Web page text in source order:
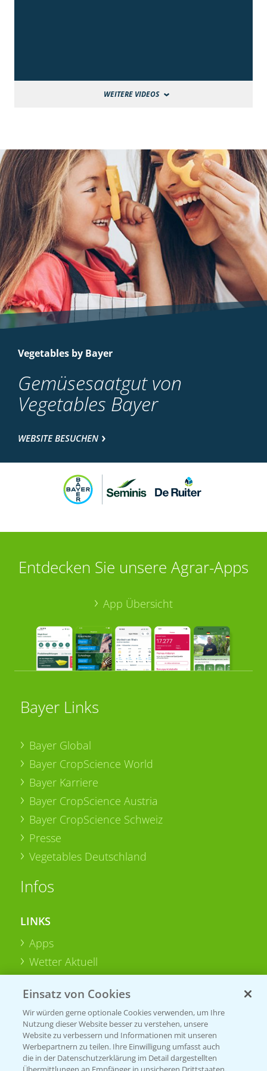
WEITERE VIDEOS
Vegetables by Bayer
Gemüsesaatgut von
Vegetables Bayer
WEBSITE BESUCHEN
Entdecken Sie unsere Agrar-Apps
App Übersicht
Bayer Links
Bayer Global
Bayer CropScience World
Bayer Karriere
Bayer CropScience Austria
Bayer CropScience Schweiz
Presse
Vegetables Deutschland
Infos
LINKS
Apps
Wetter Aktuell
BROSCHÜREN
Ackerbau
Saatgut
Sonderkulturen
Einsatz von Cookies
Wir würden gerne optionale Cookies verwenden, um Ihre
Nutzung dieser Website besser zu verstehen, unsere
Website zu verbessern und Informationen mit unseren
Werbepartnern zu teilen. Ihre Einwilligung umfasst auch
die in der Datenschutzerklärung im Detail dargestellten